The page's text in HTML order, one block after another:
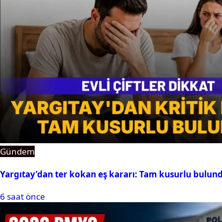
Gündem
Yargıtay’dan ter kokan eş kararı: Tam kusurlu
6 saat önce